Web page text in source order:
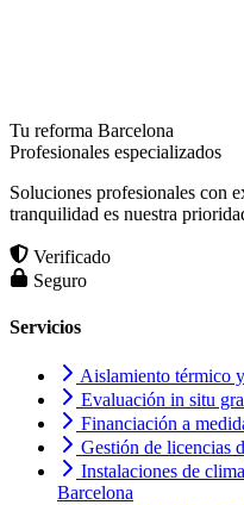
Tu reforma Barcelona
Profesionales especializados
Soluciones profesionales con
tranquilidad es nuestra
Verificado
Seguro
Servicios
Aislamiento térmico
Evaluación in situ
Financiación a
Gestión de licencias
Instalaciones de
Barcelona